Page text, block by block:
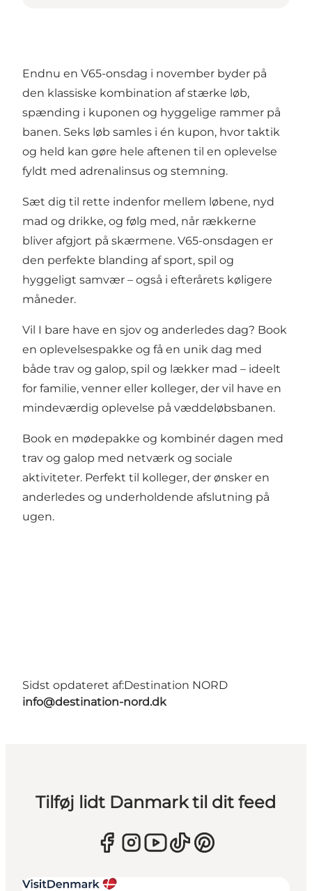
Endnu en V65-onsdag i november byder på
den klassiske kombination af stærke løb,
spænding i kuponen og hyggelige rammer på
banen. Seks løb samles i én kupon, hvor taktik
og held kan gøre hele aftenen til en oplevelse
fyldt med adrenalinsus og stemning.
Sæt dig til rette indenfor mellem løbene, nyd
mad og drikke, og følg med, når rækkerne
bliver afgjort på skærmene. V65-onsdagen er
den perfekte blanding af sport, spil og
hyggeligt samvær – også i efterårets køligere
måneder.
Vil I bare have en sjov og anderledes dag? Book
en oplevelsespakke og få en unik dag med
både trav og galop, spil og lækker mad – ideelt
for familie, venner eller kolleger, der vil have en
mindeværdig oplevelse på væddeløbsbanen.
Book en mødepakke og kombinér dagen med
trav og galop med netværk og sociale
aktiviteter. Perfekt til kolleger, der ønsker en
anderledes og underholdende afslutning på
ugen.
Sidst opdateret af:Destination NORD
info@destination-nord.dk
Tilføj lidt Danmark til dit feed